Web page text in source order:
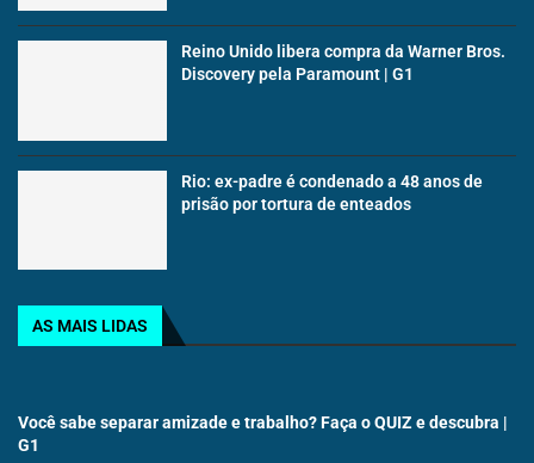
Reino Unido libera compra da Warner Bros.
Discovery pela Paramount | G1
Rio: ex-padre é condenado a 48 anos de
prisão por tortura de enteados
AS MAIS LIDAS
Você sabe separar amizade e trabalho? Faça o QUIZ e descubra |
G1